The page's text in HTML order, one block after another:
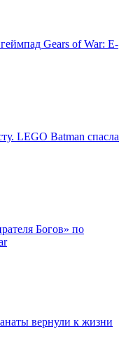
Gears of War: E-
LEGO Batman спасла
Богов» по
вернули к жизни